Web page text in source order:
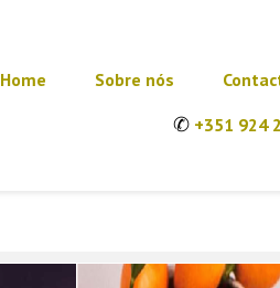
Home Sobre nós
✆ +351 924